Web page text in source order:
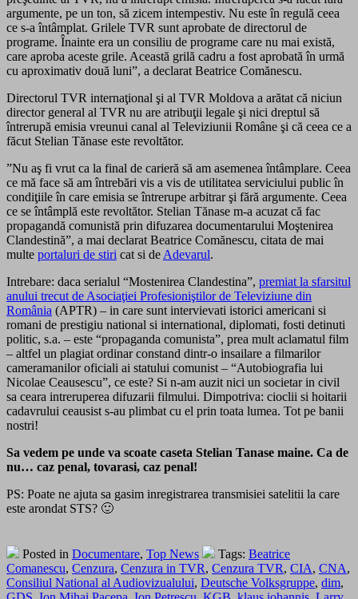
argumente, pe un ton, să zicem intempestiv. Nu este în regulă ceea
ce s-a întâmplat. Grilele TVR sunt aprobate de directorul de
programe. Înainte era un consiliu de programe care nu mai există,
care aproba aceste grile. Această grilă cadru a fost aprobată în urmă
cu aproximativ două luni”, a declarat Beatrice Comănescu.
Directorul TVR internaţional şi al TVR Moldova a arătat că niciun
director general al TVR nu are atribuţii legale şi nici dreptul să
întrerupă emisia vreunui canal al Televiziunii Române şi că ceea ce a
făcut Stelian Tănase este revoltător.
”Nu aş fi vrut ca la final de carieră să am asemenea întâmplare. Ceea
ce mă face să am întrebări vis a vis de utilitatea serviciului public în
condiţiile în care emisia se întrerupe arbitrar şi fără argumente. Ceea
ce se întâmplă este revoltător. Stelian Tănase m-a acuzat că fac
propagandă comunistă prin difuzarea documentarului Moştenirea
Clandestină”, a mai declarat Beatrice Comănescu, citata de mai
multe portaluri de stiri cat si de Adevarul.
Intrebare: daca serialul “Mostenirea Clandestina”, premiat la sfarsitul
anului trecut de Asociaţiei Profesioniştilor de Televiziune din
România (APTR) – in care sunt intervievati istorici americani si
romani de prestigiu national si international, diplomati, fosti detinuti
politic, s.a. – este “propaganda comunista”, prea mult aclamatul film
– altfel un plagiat ordinar constand dintr-o insailare a filmarilor
cameramanilor oficiali ai statului comunist – “Autobiografia lui
Nicolae Ceausescu”, ce este? Si n-am auzit nici un societar in civil
sa ceara intreruperea difuzarii filmului. Dimpotriva: cioclii si hoitarii
cadavrului ceausist s-au plimbat cu el prin toata lumea. Tot pe banii
nostri!
Sa vedem pe unde va scoate caseta Stelian Tanase maine. Ca de
nu… caz penal, tovarasi, caz penal!
PS: Poate ne ajuta sa gasim inregistrarea transmisiei satelitii la care
este arondat STS? 🙂
Posted in Documentare, Top News Tags: Beatrice
Comanescu, Cenzura, Cenzura in TVR, Cenzura TVR, CIA, CNA,
Consiliul National al Audiovizualului, Deutsche Volksgruppe, dim,